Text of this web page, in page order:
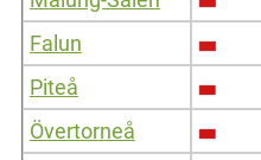
Falun
Piteå
Övertorneå